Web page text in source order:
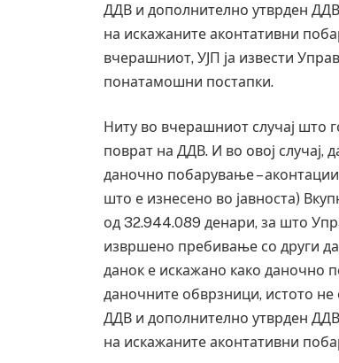
ДДВ и дополнително утврден
на искажаните аконтативни
вчерашниот, УЈП ја извести
понатамошни постапки.
Ниту во вчерашниот случај што
поврат на ДДВ. И во овој
даночно побарување –
што е изнесено во јавноста)
од 32.944.089 денари, за што
извршено пребивање со други
данок е искажано како даночно
даночните обврзници, истото
ДДВ и дополнително утврден
на искажаните аконтативни